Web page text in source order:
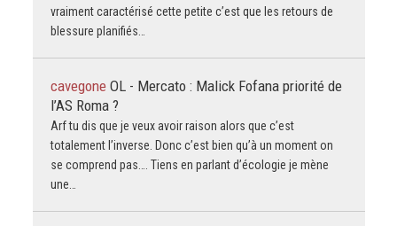
vraiment caractérisé cette petite c’est que les retours de
blessure planifiés…
cavegone OL - Mercato : Malick Fofana priorité de
l’AS Roma ?
Arf tu dis que je veux avoir raison alors que c’est
totalement l’inverse. Donc c’est bien qu’à un moment on
se comprend pas…. Tiens en parlant d’écologie je mène
une…